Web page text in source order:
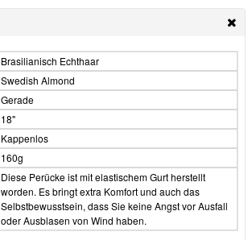
Brasilianisch Echthaar
Swedish Almond
Gerade
18"
Kappenlos
160g
Diese Perücke ist mit elastischem Gurt herstellt
worden. Es bringt extra Komfort und auch das
Selbstbewusstsein, dass Sie keine Angst vor Ausfall
oder Ausblasen von Wind haben.